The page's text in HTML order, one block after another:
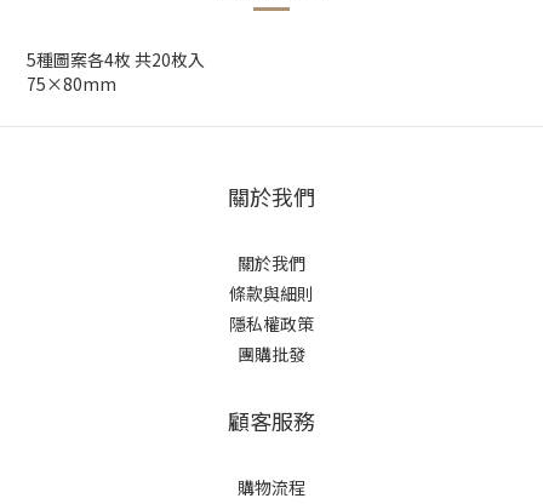
5種圖案各4枚 共20枚入
75×80mm
關於我們
關於我們
條款與細則
隱私權政策
團購批發
顧客服務
購物流程